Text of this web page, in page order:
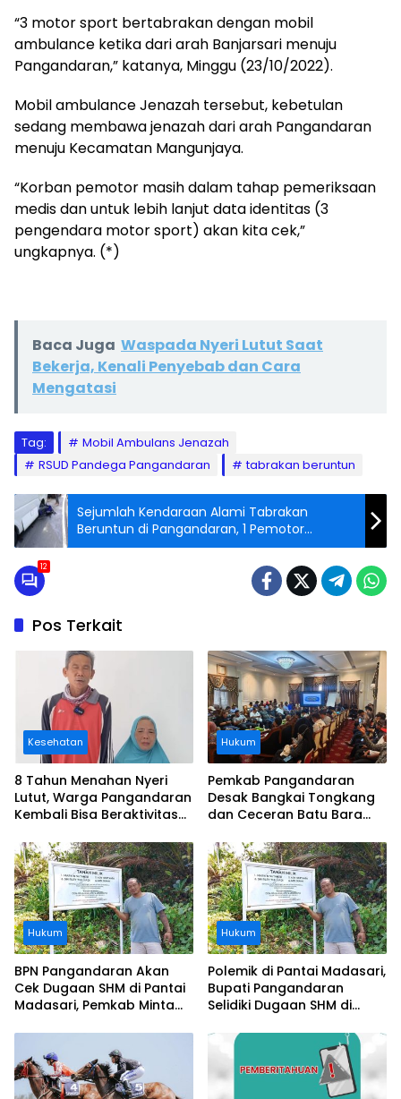
“3 motor sport bertabrakan dengan mobil
ambulance ketika dari arah Banjarsari menuju
Pangandaran,” katanya, Minggu (23/10/2022).
Mobil ambulance Jenazah tersebut, kebetulan
sedang membawa jenazah dari arah Pangandaran
menuju Kecamatan Mangunjaya.
“Korban pemotor masih dalam tahap pemeriksaan
medis dan untuk lebih lanjut data identitas (3
pengendara motor sport) akan kita cek,”
ungkapnya. (*)
Baca Juga Waspada Nyeri Lutut Saat
Bekerja, Kenali Penyebab dan Cara
Mengatasi
Tag:
Mobil Ambulans Jenazah
RSUD Pandega Pangandaran
tabrakan beruntun
Sejumlah Kendaraan Alami Tabrakan
Beruntun di Pangandaran, 1 Pemotor
Dinyatakan Meninggal Dunia di RSUD
12
Pos Terkait
Kesehatan
8 Tahun Menahan Nyeri
Lutut, Warga Pangandaran
Kembali Bisa Beraktivitas
Ditanggung BPJS
Hukum
Pemkab Pangandaran
Desak Bangkai Tongkang
dan Ceceran Batu Bara
Buruknya Koordinasi
Perusahaan
Hukum
BPN Pangandaran Akan
Cek Dugaan SHM di Pantai
Madasari, Pemkab Minta
Hukum
Polemik di Pantai Madasari,
Bupati Pangandaran
Selidiki Dugaan SHM di
Pantai